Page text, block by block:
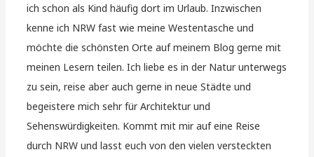
ich schon als Kind häufig dort im Urlaub. Inzwischen
kenne ich NRW fast wie meine Westentasche und
möchte die schönsten Orte auf meinem Blog gerne mit
meinen Lesern teilen. Ich liebe es in der Natur unterwegs
zu sein, reise aber auch gerne in neue Städte und
begeistere mich sehr für Architektur und
Sehenswürdigkeiten. Kommt mit mir auf eine Reise
durch NRW und lasst euch von den vielen versteckten